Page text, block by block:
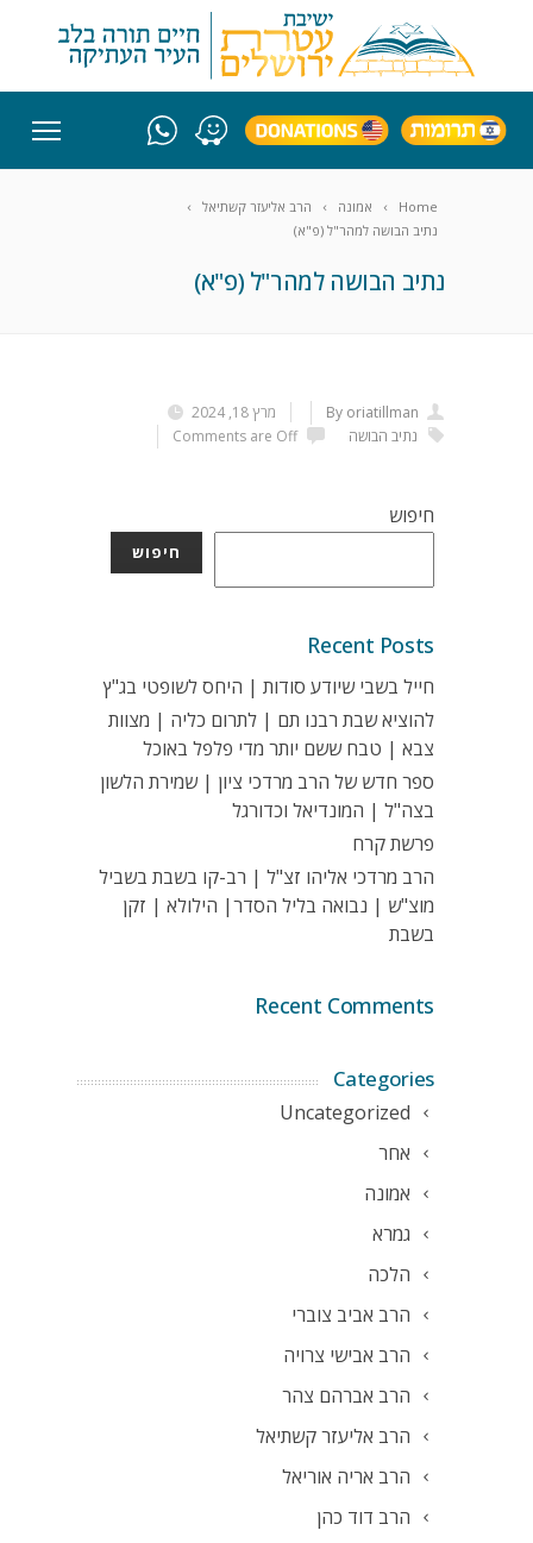
Home אמונה
הרב אליעזר קשתיאל
נתיב הבושה למהר"ל (פ"א)
נתיב הבושה למהר"ל (פ"א)
מרץ 18, 2024
By oriatillman
Comments are Off
נתיב הבושה
חיפוש
חיפוש
Recent Posts
חייל בשבי שיודע סודות | היחס לשופטי בג"ץ
להוציא שבת רבנו תם | לתרום כליה | מצוות
צבא | טבח ששם יותר מדי פלפל באוכל
ספר חדש של הרב מרדכי ציון | שמירת הלשון
בצה"ל | המונדיאל וכדורגל
פרשת קרח
הרב מרדכי אליהו זצ"ל | רב-קו בשבת בשביל
מוצ"ש | נבואה בליל הסדר| הילולא | זקן
בשבת
Recent Comments
Categories
Uncategorized
אחר
אמונה
גמרא
הלכה
הרב אביב צוברי
הרב אבישי צרויה
הרב אברהם צהר
הרב אליעזר קשתיאל
הרב אריה אוריאל
הרב דוד כהן